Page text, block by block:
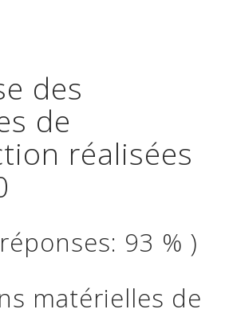
des
de
réalisées
93 % )
matérielles de